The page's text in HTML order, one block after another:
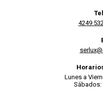
4249
Lunes a
Sábados: